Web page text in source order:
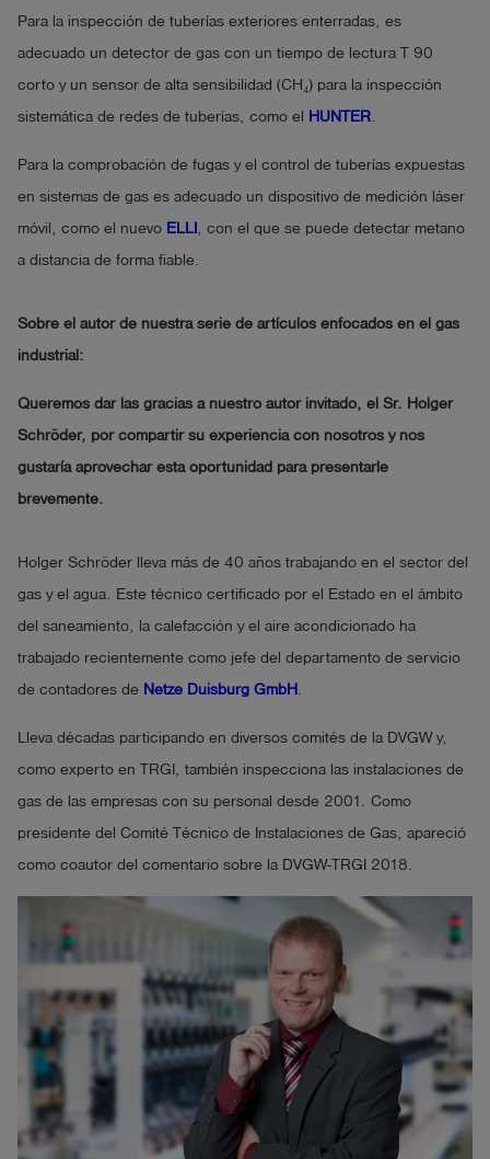
Para la inspección de tuberías exteriores enterradas, es
adecuado un detector de gas con un tiempo de lectura T 90
corto y un sensor de alta sensibilidad (CH₄) para la inspección
sistemática de redes de tuberías, como el
HUNTER
Para la comprobación de fugas y el control de tuberías expuestas
en sistemas de gas es adecuado un dispositivo de medición láser
móvil, como el nuevo ELLI , con el que se puede detectar metano
a distancia de forma fiable.
Sobre el autor de nuestra serie de artículos enfocados en el gas
industrial:
Queremos dar las gracias a nuestro autor invitado, el Sr. Holger
Schröder, por compartir su experiencia con nosotros y nos
gustaría aprovechar esta oportunidad para presentarle
brevemente.
Holger Schröder lleva más de 40 años trabajando en el sector del
gas y el agua. Este técnico certificado por el Estado en el ámbito
del saneamiento, la calefacción y el aire acondicionado ha
trabajado recientemente como jefe del departamento de servicio
de contadores de Netze Duisburg GmbH
Lleva décadas participando en diversos comités de la DVGW y,
como experto en TRGI, también inspecciona las instalaciones de
gas de las empresas con su personal desde 2001. Como
presidente del Comité Técnico de Instalaciones de Gas, apareció
como coautor del comentario sobre la DVGW-TRGI 2018.